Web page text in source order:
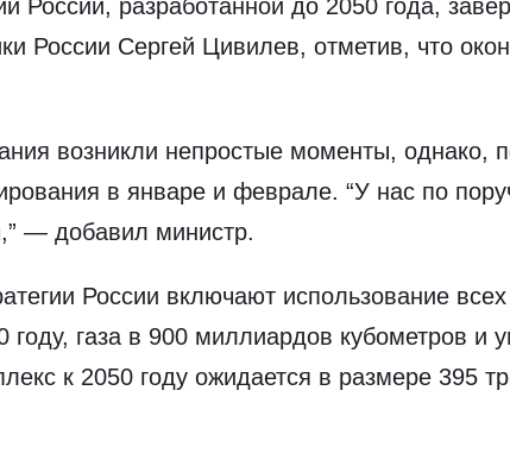
России, разработанной до 2050 года,
России Сергей Цивилев, отметив, что
возникли непростые моменты, однако,
в январе и феврале. “У нас по
— добавил министр.
России включают использование
году, газа в 900 миллиардов кубометров
к 2050 году ожидается в размере 395